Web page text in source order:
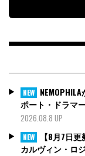
NEW
ポート・ドラマ
2026.08.8 UP
NEW
【8月7日
カルヴィン・ロ